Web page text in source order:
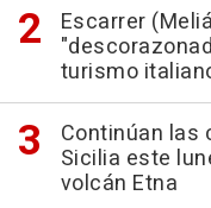
Escarrer
turismo
Continúan las
Sicilia este
volcán Etna